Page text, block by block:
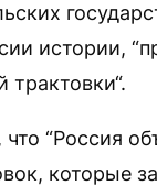
истории,
трактовки“.
“Россия
которые